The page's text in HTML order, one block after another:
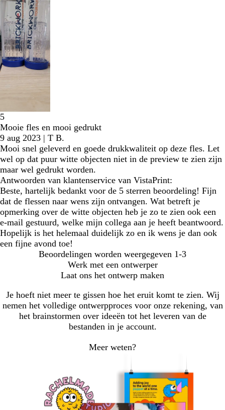
5
Mooie fles en mooi gedrukt
9 aug 2023 | T B.
Mooi snel geleverd en goede drukkwaliteit op deze fles. Let
wel op dat puur witte objecten niet in de preview te zien zijn
maar wel gedrukt worden.
Antwoorden van klantenservice van VistaPrint:
Beste, hartelijk bedankt voor de 5 sterren beoordeling! Fijn
dat de flessen naar wens zijn ontvangen. Wat betreft je
opmerking over de witte objecten heb je zo te zien ook een
e-mail gestuurd, welke mijn collega aan je heeft beantwoord.
Hopelijk is het helemaal duidelijk zo en ik wens je dan ook
een fijne avond toe!
Beoordelingen worden weergegeven 1-3
Werk met een ontwerper
Laat ons het ontwerp maken
Je hoeft niet meer te gissen hoe het eruit komt te zien. Wij
nemen het volledige ontwerpproces voor onze rekening, van
het brainstormen over ideeën tot het leveren van de
bestanden in je account.
Meer weten?